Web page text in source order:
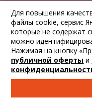
Для повышения
файлы cookie, сервис
которые не содержат
можно
Нажимая на кнопку
публичной оферты и